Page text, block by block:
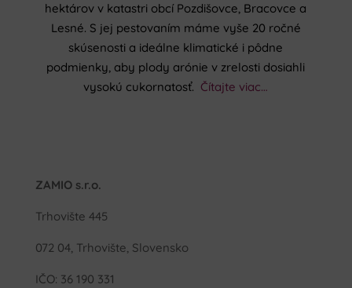
hektárov v katastri obcí Pozdišovce, Bracovce a
Lesné. S jej pestovaním máme vyše 20 ročné
skúsenosti a ideálne klimatické i pôdne
podmienky, aby plody arónie v zrelosti dosiahli
vysokú cukornatosť. Čítajte viac…
ZAMIO s.r.o.
Trhovište 445
072 04, Trhovište, Slovensko
IČO: 36 190 331